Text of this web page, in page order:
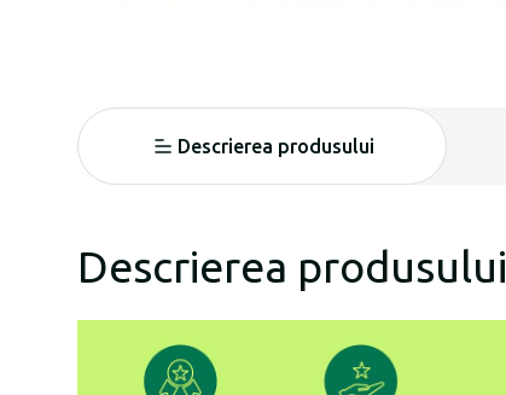
Descrierea produsului
Descrierea produsului